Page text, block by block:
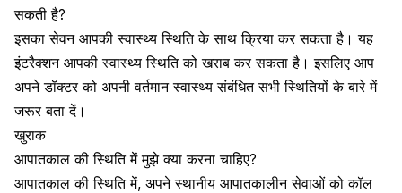
सकती है?
इसका सेवन आपकी स्वास्थ्य स्थिति के साथ क्रिया कर सकता है। यह
इंटरैक्शन आपकी स्वास्थ्य स्थिति को खराब कर सकता है। इसलिए आप
अपने डॉक्टर को अपनी वर्तमान स्वास्थ्य संबंधित सभी स्थितियों के बारे में
जरूर बता दें।
खुराक
आपातकाल की स्थिति में मुझे क्या करना चाहिए?
आपातकाल की स्थिति में, अपने स्थानीय आपातकालीन सेवाओं को कॉल